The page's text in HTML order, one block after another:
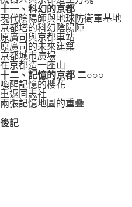
十一、科幻的京都
現代陰陽師與地球防衛軍基地
京都塔的科幻陰陽陣
原廣司與京都車站
原廣司的未來建築
京都城市廣場
在京都造一座山
十二、記憶的京都 二○○○
喚醒記憶的櫻花
重返同志社
兩張記憶地圖的重疊
後記